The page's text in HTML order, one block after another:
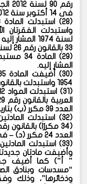
فى ١٤ أكتوبر سنة ٢٠١٢م.
(
لسنة ١٩٧٤
٣٣ بالقانون رقم ٢٦ لسنة ١٩٧٨ المشار إليه.
(
المشار إليه.
(
١٩٥٤ واستبدلت بالقانون رقم ١٠١ لسنة ١٩٨٠ المشار إليه.
(
العدد ٣٩ مكرر (ب) بتاريخ ٣٠ سبتمبر سنة ٢٠١٤م.
(
العدد ٢٤ مكرر (د) – في ٢٢ يونيه سنة ٢٠١٦م.
(
“مسدسات وبنادق